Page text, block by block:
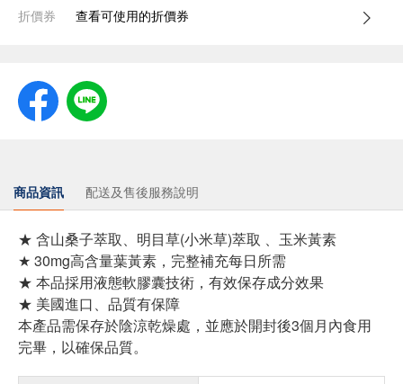
折價券 查看可使用的折價券
商品資訊 配送及售後服務說明
★ 含山桑子萃取、明目草(小米草)萃取 、玉米黃素
★ 30mg高含量葉黃素，完整補充每日所需
★ 本品採用液態軟膠囊技術，有效保存成分效果
★ 美國進口、品質有保障
本產品需保存於陰涼乾燥處，並應於開封後3個月內食用
完畢，以確保品質。